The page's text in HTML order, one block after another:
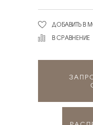
ДОБАВИТЬ В
В СРАВНЕНИЕ